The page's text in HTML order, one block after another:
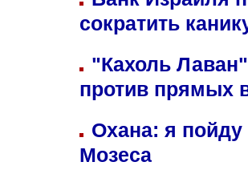
сократить
"Кахоль
против прямых
Охана: я пойду
Мозеса